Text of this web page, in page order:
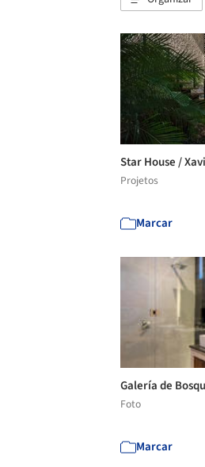
Star House /
Projetos
Marcar
Galería de
Foto
Marcar